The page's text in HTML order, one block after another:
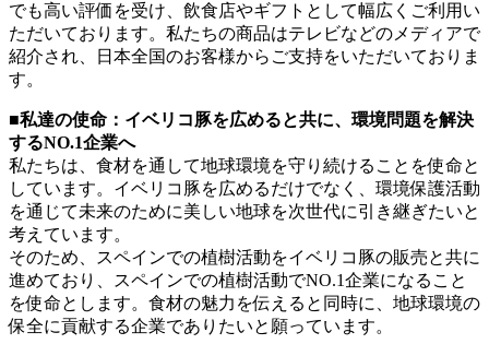
でも高い評価を受け、飲食店やギフトとして幅広くご利用い
ただいております。私たちの商品はテレビなどのメディアで
紹介され、日本全国のお客様からご支持をいただいておりま
す。
■私達の使命：イベリコ豚を広めると共に、環境問題を解決
するNO.1企業へ
私たちは、食材を通して地球環境を守り続けることを使命と
しています。イベリコ豚を広めるだけでなく、環境保護活動
を通じて未来のために美しい地球を次世代に引き継ぎたいと
考えています。
そのため、スペインでの植樹活動をイベリコ豚の販売と共に
進めており、スペインでの植樹活動でNO.1企業になること
を使命とします。食材の魅力を伝えると同時に、地球環境の
保全に貢献する企業でありたいと願っています。